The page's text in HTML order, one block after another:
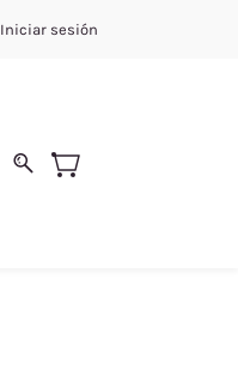
Iniciar sesión